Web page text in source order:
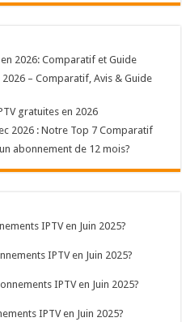
2026: Comparatif et Guide
– Comparatif, Avis & Guide
gratuites en 2026
2026 : Notre Top 7 Comparatif
abonnement de 12 mois?
IPTV en Juin 2025?
IPTV en Juin 2025?
IPTV en Juin 2025?
IPTV en Juin 2025?